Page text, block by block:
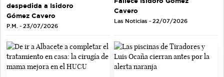
despedida a Isidoro
Gómez Cavero
P.M. - 23/07/2026
Cavero
Las Noticias - 22/07/2026